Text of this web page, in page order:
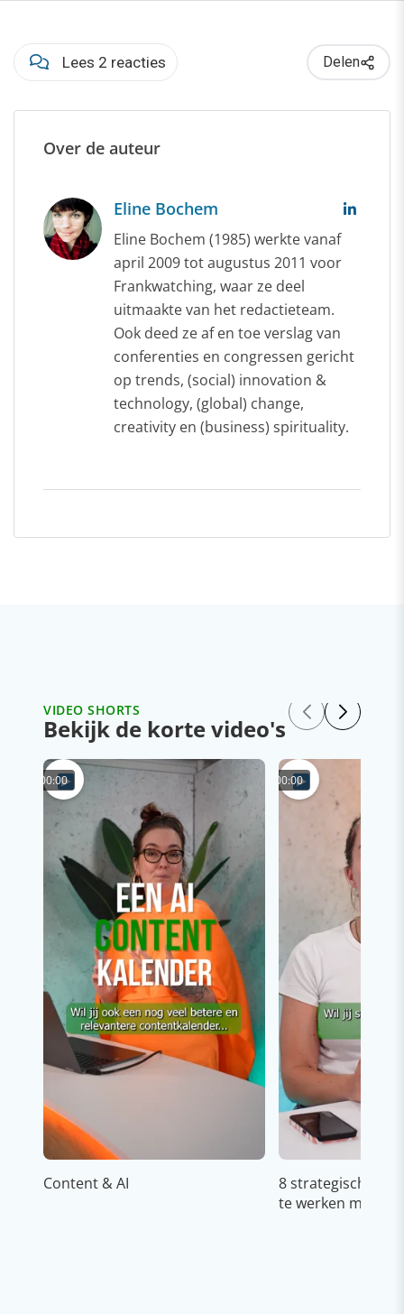
Lees 2 reacties Delen
Over de auteur
Eline Bochem
Eline Bochem (1985) werkte vanaf
april 2009 tot augustus 2011 voor
Frankwatching, waar ze deel
uitmaakte van het redactieteam.
Ook deed ze af en toe verslag van
conferenties en congressen gericht
op trends, (social) innovation &
technology, (global) change,
creativity en (business) spirituality.
VIDEO SHORTS
Bekijk de korte video's
00:00
Content & AI
00:00
8 strategische
te werken met